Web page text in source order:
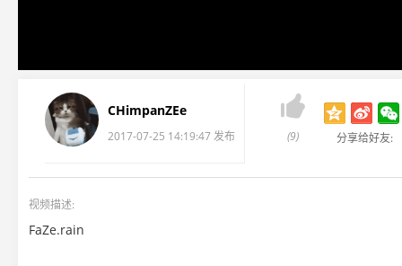
CHimpanZEe
2017-07-25 14:19:47 发布

(9) 分享给好友:
视频描述:
FaZe.rain